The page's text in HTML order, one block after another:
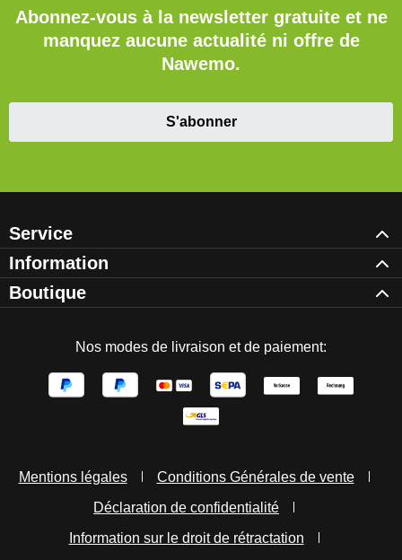
Abonnez-vous à la newsletter gratuite et ne
manquez aucune actualité ni offre de
Nawemo.
S'abonner
Service
Information
Boutique
Nos modes de livraison et de paiement:
Mentions légales
Conditions Générales de vente
Déclaration de confidentialité
Information sur le droit de rétractation